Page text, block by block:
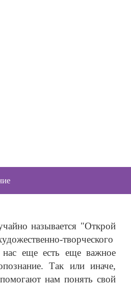
называется "Открой
творческого
еще есть еще важное
Так или иначе,
нам понять свой